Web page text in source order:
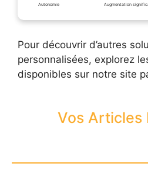
Autonomie Augmentation
Pour découvrir d’autres
personnalisées, explorez
disponibles sur notre site
Vos Articles